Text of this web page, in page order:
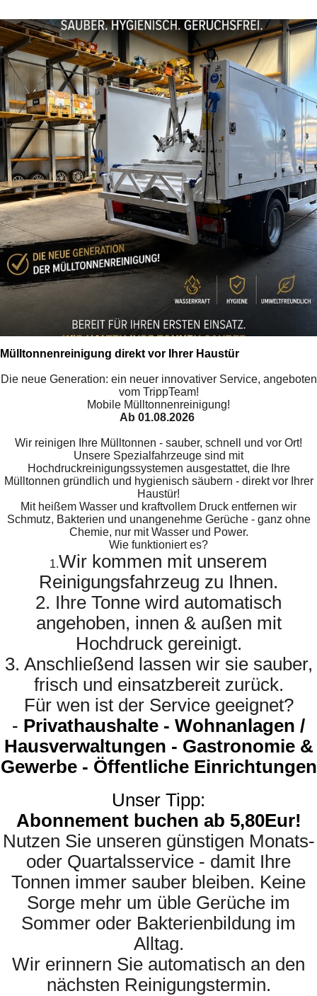
Mülltonnenreinigung direkt vor Ihrer Haustür
Die neue Generation: ein neuer innovativer Service, angeboten
vom TrippTeam!
Mobile Mülltonnenreinigung!
Ab 01.08.2026
Wir reinigen Ihre Mülltonnen - sauber, schnell und vor Ort!
Unsere Spezialfahrzeuge sind mit
Hochdruckreinigungssystemen ausgestattet, die Ihre
Mülltonnen gründlich und hygienisch säubern - direkt vor Ihrer
Haustür!
Mit heißem Wasser und kraftvollem Druck entfernen wir
Schmutz, Bakterien und unangenehme Gerüche - ganz ohne
Chemie, nur mit Wasser und Power.
Wie funktioniert es?
1.Wir kommen mit unserem
Reinigungsfahrzeug zu Ihnen.
2. Ihre Tonne wird automatisch
angehoben, innen & außen mit
Hochdruck gereinigt.
3. Anschließend lassen wir sie sauber,
frisch und einsatzbereit zurück.
Für wen ist der Service geeignet?
- Privathaushalte - Wohnanlagen /
Hausverwaltungen - Gastronomie &
Gewerbe - Öffentliche Einrichtungen
Unser Tipp:
Abonnement buchen ab 5,80Eur!
Nutzen Sie unseren günstigen Monats-
oder Quartalsservice - damit Ihre
Tonnen immer sauber bleiben. Keine
Sorge mehr um üble Gerüche im
Sommer oder Bakterienbildung im
Alltag.
Wir erinnern Sie automatisch an den
nächsten Reinigungstermin.